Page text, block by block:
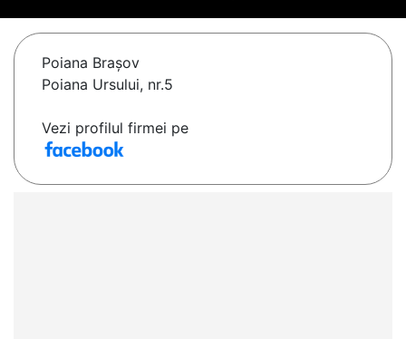
Poiana Braşov
Poiana Ursului, nr.5
Vezi profilul firmei pe